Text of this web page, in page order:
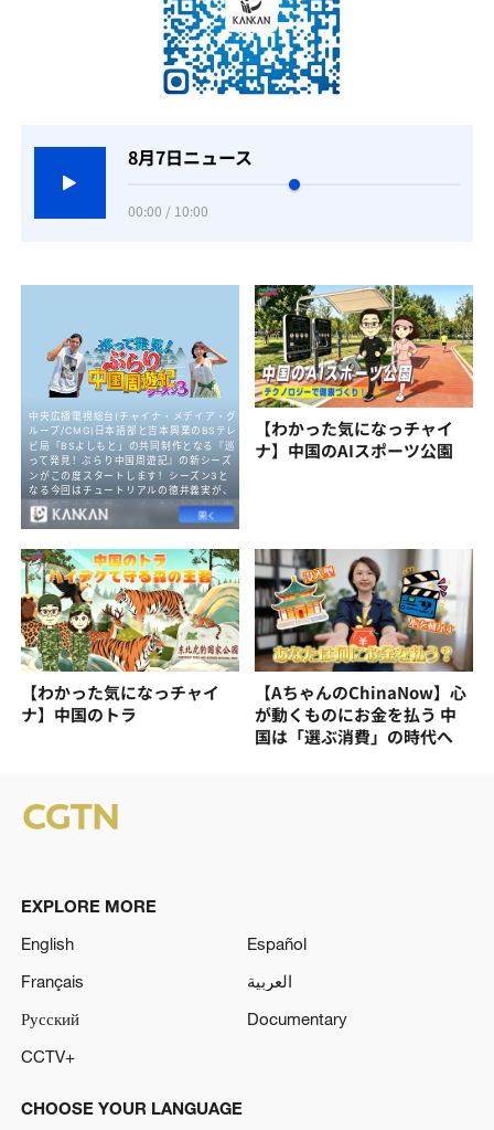
8月7日ニュース
00:00 / 10:00
【わかった気になっチャイ
ナ】中国のAIスポーツ公園
【わかった気になっチャイ
ナ】中国のトラ
【AちゃんのChinaNow】心
が動くものにお金を払う 中
国は「選ぶ消費」の時代へ
EXPLORE MORE
English
Español
Français
العربية
Русский
Documentary
CCTV+
CHOOSE YOUR LANGUAGE